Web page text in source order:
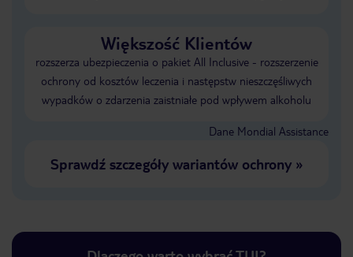
Większość Klientów
rozszerza ubezpieczenia o pakiet All Inclusive - rozszerzenie
ochrony od kosztów leczenia i następstw nieszczęśliwych
wypadków o zdarzenia zaistniałe pod wpływem alkoholu
Dane Mondial Assistance
Sprawdź szczegóły wariantów ochrony»